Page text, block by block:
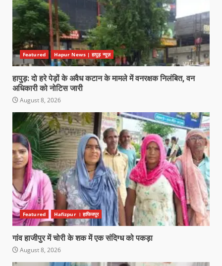
Featured Hapur News | हापुड़ न्यूज़
हापुड़: दो हरे पेड़ों के अवैध कटान के मामले में वनरक्षक निलंबित, वन
अधिकारी को नोटिस जारी
August 8, 2026
Featured Hafizpur । हाफिजपुर
गांव हाजीपुर में चोरी के शक में एक संदिग्ध को पकड़ा
August 8, 2026